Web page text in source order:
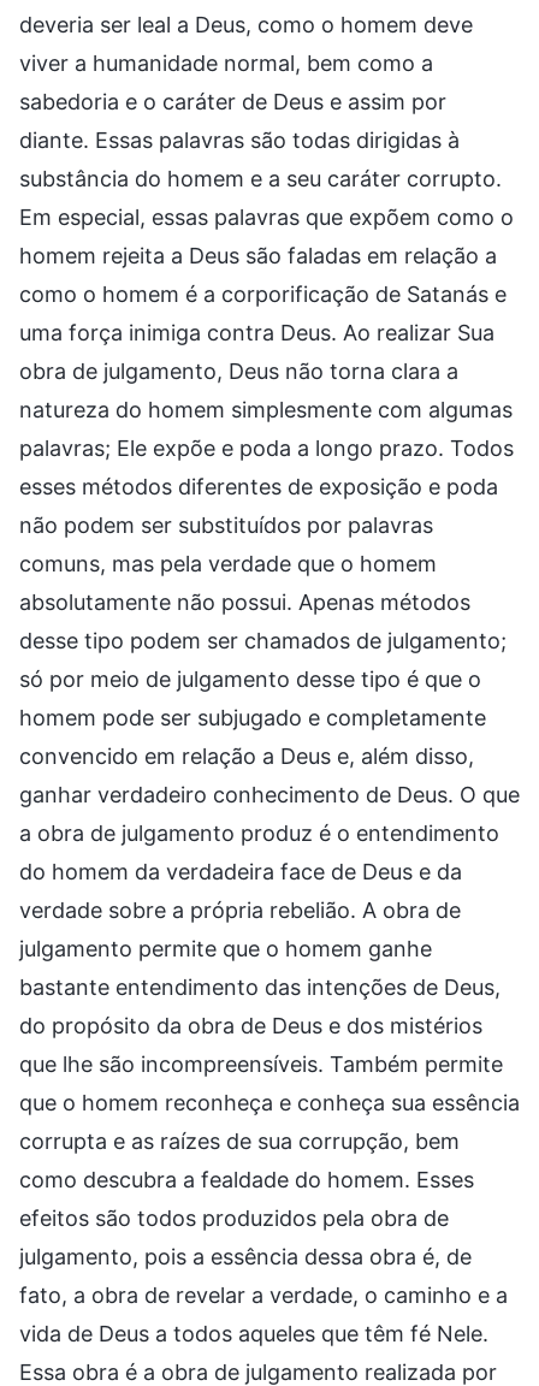
deveria ser leal a Deus, como o homem deve
viver a humanidade normal, bem como a
sabedoria e o caráter de Deus e assim por
diante. Essas palavras são todas dirigidas à
substância do homem e a seu caráter corrupto.
Em especial, essas palavras que expõem como o
homem rejeita a Deus são faladas em relação a
como o homem é a corporificação de Satanás e
uma força inimiga contra Deus. Ao realizar Sua
obra de julgamento, Deus não torna clara a
natureza do homem simplesmente com algumas
palavras; Ele expõe e poda a longo prazo. Todos
esses métodos diferentes de exposição e poda
não podem ser substituídos por palavras
comuns, mas pela verdade que o homem
absolutamente não possui. Apenas métodos
desse tipo podem ser chamados de julgamento;
só por meio de julgamento desse tipo é que o
homem pode ser subjugado e completamente
convencido em relação a Deus e, além disso,
ganhar verdadeiro conhecimento de Deus. O que
a obra de julgamento produz é o entendimento
do homem da verdadeira face de Deus e da
verdade sobre a própria rebelião. A obra de
julgamento permite que o homem ganhe
bastante entendimento das intenções de Deus,
do propósito da obra de Deus e dos mistérios
que lhe são incompreensíveis. Também permite
que o homem reconheça e conheça sua essência
corrupta e as raízes de sua corrupção, bem
como descubra a fealdade do homem. Esses
efeitos são todos produzidos pela obra de
julgamento, pois a essência dessa obra é, de
fato, a obra de revelar a verdade, o caminho e a
vida de Deus a todos aqueles que têm fé Nele.
Essa obra é a obra de julgamento realizada por